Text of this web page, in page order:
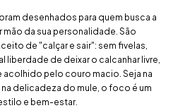
desenhados para quem busca a
da sua personalidade. São
de "calçar e sair": sem fivelas,
liberdade de deixar o calcanhar livre,
acolhido pelo couro macio. Seja na
delicadeza do mule, o foco é um
e bem-estar.